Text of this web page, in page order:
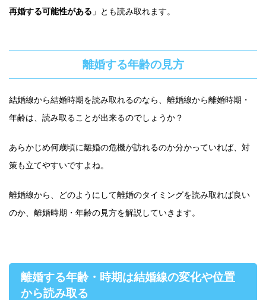
再婚する可能性がある 」とも読み取れます。
離婚する年齢の見方
結婚線から結婚時期を読み取れるのなら、離婚線から離婚時期・
年齢は、読み取ることが出来るのでしょうか？
あらかじめ何歳頃に離婚の危機が訪れるのか分かっていれば、対
策も立てやすいですよね。
離婚線から、どのようにして離婚のタイミングを読み取れば良い
のか、離婚時期・年齢の見方を解説していきます。
離婚する年齢・時期は結婚線の変化や位置
から読み取る